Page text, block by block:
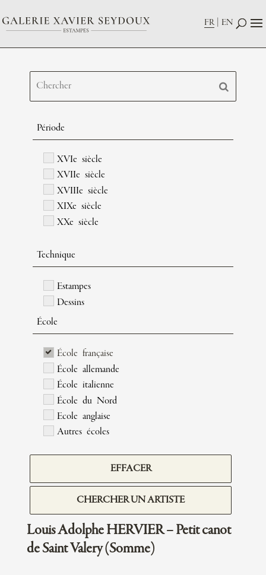
FR EN
Période
XVIe siècle
XVIIe siècle
XVIIIe siècle
XIXe siècle
XXe siècle
Technique
Estampes
Dessins
École
École française
École allemande
École italienne
École du Nord
Ecole anglaise
Autres écoles
EFFACER
CHERCHER UN ARTISTE
Louis Adolphe HERVIER – Petit canot
de Saint Valery (Somme)